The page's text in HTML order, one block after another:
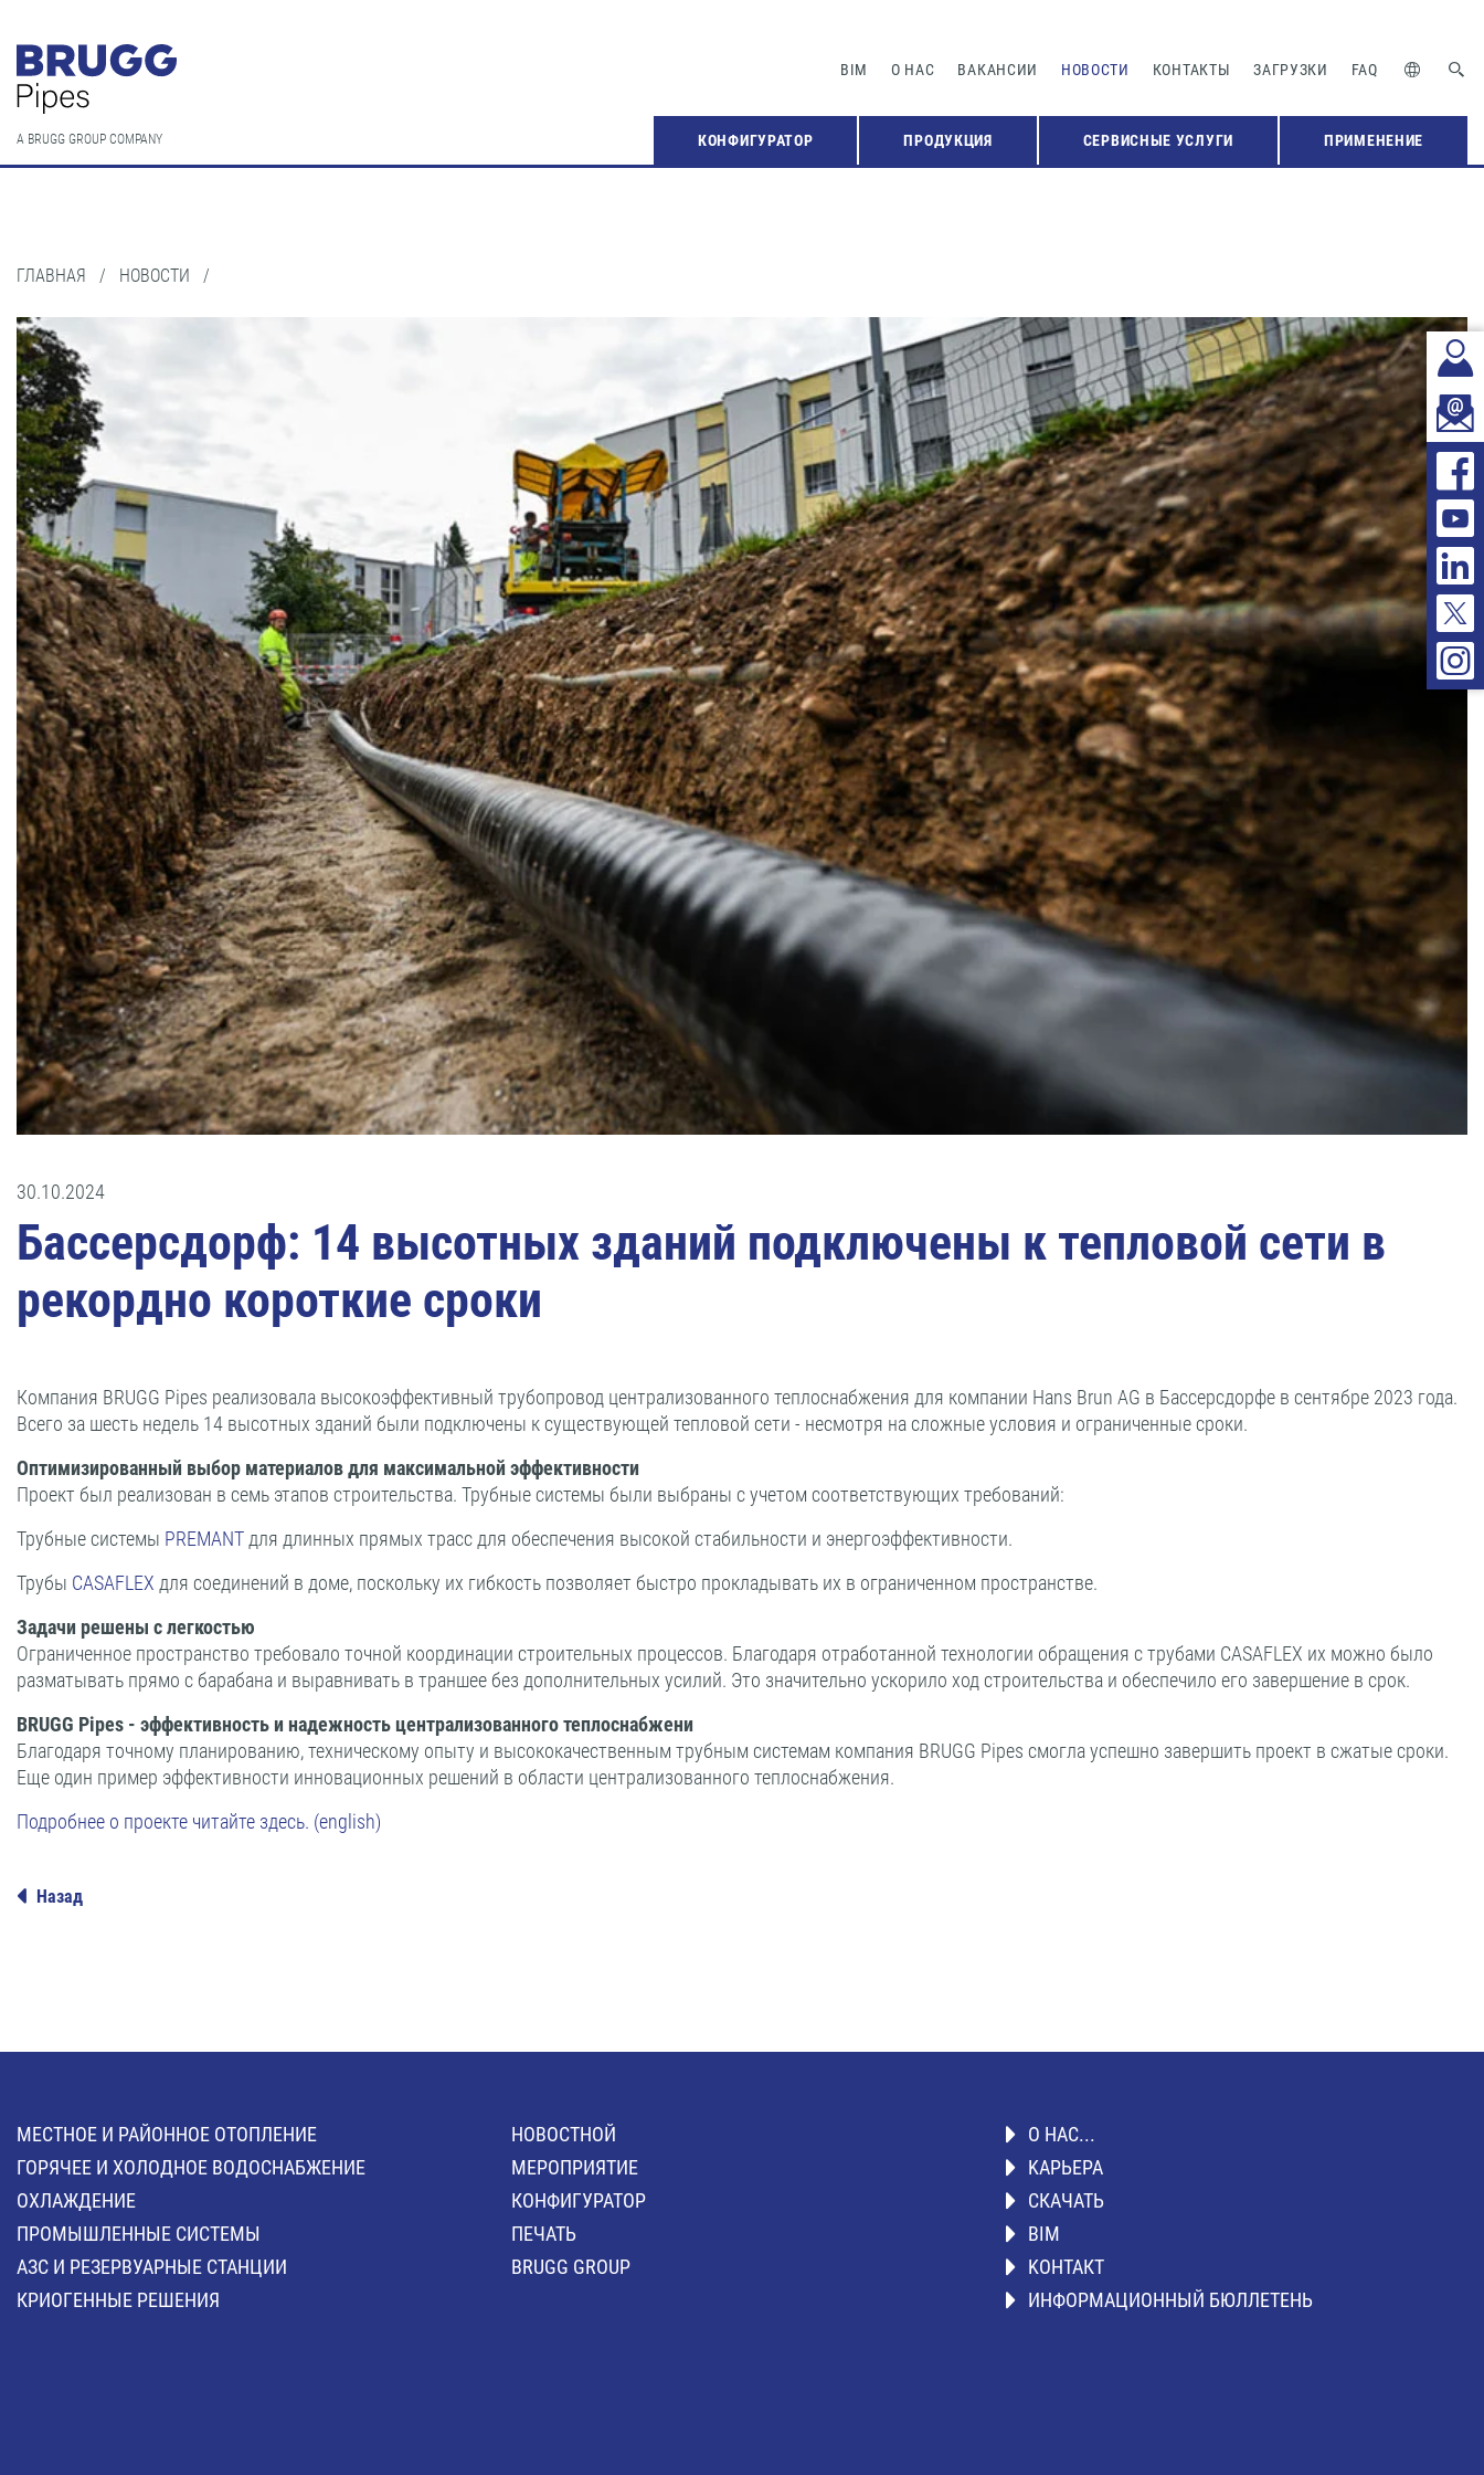
BIM О НАС ВАКАНСИИ НОВОСТИ КОНТАКТЫ ЗАГРУЗКИ FAQ
A BRUGG GROUP COMPANY КОНФИГУРАТОР ПРОДУКЦИЯ СЕРВИСНЫЕ УСЛУГИ ПРИМЕНЕНИЕ
ГЛАВНАЯ / НОВОСТИ /
30.10.2024
Бассерсдорф: 14 высотных зданий подключены к тепловой сети в
рекордно короткие сроки
Компания BRUGG Pipes реализовала высокоэффективный трубопровод централизованного теплоснабжения для компании Hans Brun AG в Бассерсдорфе в сентябре 2023 года.
Всего за шесть недель 14 высотных зданий были подключены к существующей тепловой сети - несмотря на сложные условия и ограниченные сроки.
Оптимизированный выбор материалов для максимальной эффективности
Проект был реализован в семь этапов строительства. Трубные системы были выбраны с учетом соответствующих требований:
Трубные системы PREMANTдля длинных прямых трасс для обеспечения высокой стабильности и энергоэффективности.
Трубы CASAFLEX для соединений в доме, поскольку их гибкость позволяет быстро прокладывать их в ограниченном пространстве.
Задачи решены с легкостью
Ограниченное пространство требовало точной координации строительных процессов. Благодаря отработанной технологии обращения с трубами CASAFLEX их можно было
разматывать прямо с барабана и выравнивать в траншее без дополнительных усилий. Это значительно ускорило ход строительства и обеспечило его завершение в срок.
BRUGG Pipes - эффективность и надежность централизованного теплоснабжени
Благодаря точному планированию, техническому опыту и высококачественным трубным системам компания BRUGG Pipes смогла успешно завершить проект в сжатые сроки.
Еще один пример эффективности инновационных решений в области централизованного теплоснабжения.
Подробнее о проекте читайте здесь. (english)
Назад
МЕСТНОЕ И РАЙОННОЕ ОТОПЛЕНИЕ
ГОРЯЧЕЕ И ХОЛОДНОЕ ВОДОСНАБЖЕНИЕ
ОХЛАЖДЕНИЕ
ПРОМЫШЛЕННЫЕ СИСТЕМЫ
АЗС И РЕЗЕРВУАРНЫЕ СТАНЦИИ
КРИОГЕННЫЕ РЕШЕНИЯ
HОВОСТНОЙ
MЕРОПРИЯТИЕ
КОНФИГУРАТОР
ПЕЧАТЬ
BRUGG GROUP
О НАС...
KАРЬЕРА
СКАЧАТЬ
BIM
KОНТАКТ
ИНФОРМАЦИОННЫЙ БЮЛЛЕТЕНЬ